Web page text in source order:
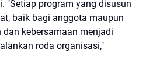
"Setiap program yang disusun
baik bagi anggota maupun
kebersamaan menjadi
roda organisasi,"